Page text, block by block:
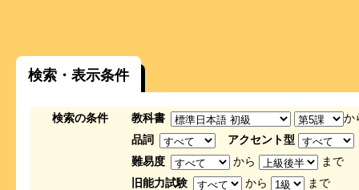
検索・表示条件
検索の条件 教科書
か
品詞
アクセント型
難易度
から
まで
旧能力試験
から
まで